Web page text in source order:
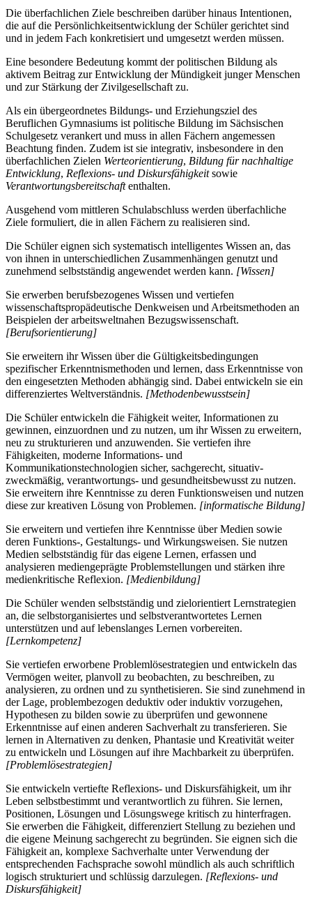
Die überfachlichen Ziele beschreiben darüber hinaus Intentionen,
die auf die Persönlichkeitsentwicklung der Schüler gerichtet sind
und in jedem Fach konkretisiert und umgesetzt werden müssen.
Eine besondere Bedeutung kommt der politischen Bildung als
aktivem Beitrag zur Entwicklung der Mündigkeit junger Menschen
und zur Stärkung der Zivilgesellschaft zu.
Als ein übergeordnetes Bildungs- und Erziehungsziel des
Beruflichen Gymnasiums ist politische Bildung im Sächsischen
Schulgesetz verankert und muss in allen Fächern angemessen
Beachtung finden. Zudem ist sie integrativ, insbesondere in den
überfachlichen Zielen Werteorientierung, Bildung für nachhaltige
Entwicklung, Reflexions- und Diskursfähigkeitsowie
Verantwortungsbereitschaftenthalten.
Ausgehend vom mittleren Schulabschluss werden überfachliche
Ziele formuliert, die in allen Fächern zu realisieren sind.
Die Schüler eignen sich systematisch intelligentes Wissen an, das
von ihnen in unterschiedlichen Zusammenhängen genutzt und
zunehmend selbstständig angewendet werden kann. [Wissen]
Sie erwerben berufsbezogenes Wissen und vertiefen
wissenschaftspropädeutische Denkweisen und Arbeitsmethoden an
Beispielen der arbeitsweltnahen Bezugswissenschaft.
[Berufsorientierung]
Sie erweitern ihr Wissen über die Gültigkeitsbedingungen
spezifischer Erkenntnismethoden und lernen, dass Erkenntnisse von
den eingesetzten Methoden abhängig sind. Dabei entwickeln sie ein
differenziertes Weltverständnis. [Methodenbewusstsein]
Die Schüler entwickeln die Fähigkeit weiter, Informationen zu
gewinnen, einzuordnen und zu nutzen, um ihr Wissen zu erweitern,
neu zu strukturieren und anzuwenden. Sie vertiefen ihre
Fähigkeiten, moderne Informations- und
Kommunikationstechnologien sicher, sachgerecht, situativ-
zweckmäßig, verantwortungs- und gesundheitsbewusst zu nutzen.
Sie erweitern ihre Kenntnisse zu deren Funktionsweisen und nutzen
diese zur kreativen Lösung von Problemen. [informatische Bildung]
Sie erweitern und vertiefen ihre Kenntnisse über Medien sowie
deren Funktions-, Gestaltungs- und Wirkungsweisen. Sie nutzen
Medien selbstständig für das eigene Lernen, erfassen und
analysieren mediengeprägte Problemstellungen und stärken ihre
medienkritische Reflexion. [Medienbildung]
Die Schüler wenden selbstständig und zielorientiert Lernstrategien
an, die selbstorganisiertes und selbstverantwortetes Lernen
unterstützen und auf lebenslanges Lernen vorbereiten.
[Lernkompetenz]
Sie vertiefen erworbene Problemlösestrategien und entwickeln das
Vermögen weiter, planvoll zu beobachten, zu beschreiben, zu
analysieren, zu ordnen und zu synthetisieren. Sie sind zunehmend in
der Lage, problembezogen deduktiv oder induktiv vorzugehen,
Hypothesen zu bilden sowie zu überprüfen und gewonnene
Erkenntnisse auf einen anderen Sachverhalt zu transferieren. Sie
lernen in Alternativen zu denken, Phantasie und Kreativität weiter
zu entwickeln und Lösungen auf ihre Machbarkeit zu überprüfen.
[Problemlösestrategien]
Sie entwickeln vertiefte Reflexions- und Diskursfähigkeit, um ihr
Leben selbstbestimmt und verantwortlich zu führen. Sie lernen,
Positionen, Lösungen und Lösungswege kritisch zu hinterfragen.
Sie erwerben die Fähigkeit, differenziert Stellung zu beziehen und
die eigene Meinung sachgerecht zu begründen. Sie eignen sich die
Fähigkeit an, komplexe Sachverhalte unter Verwendung der
entsprechenden Fachsprache sowohl mündlich als auch schriftlich
logisch strukturiert und schlüssig darzulegen. [Reflexions- und
Diskursfähigkeit]